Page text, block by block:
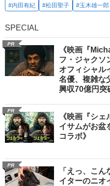
#内田有紀
#松田聖子 #玉木雄一郎
SPECIAL
PR
《映画『
フ・ジャクソ
オフィシャル
名優、複雑な
興収70億円突
PR
《映画『シ
イサムがお盆
コラボ》
PR
「えっ、こ
イターのニ